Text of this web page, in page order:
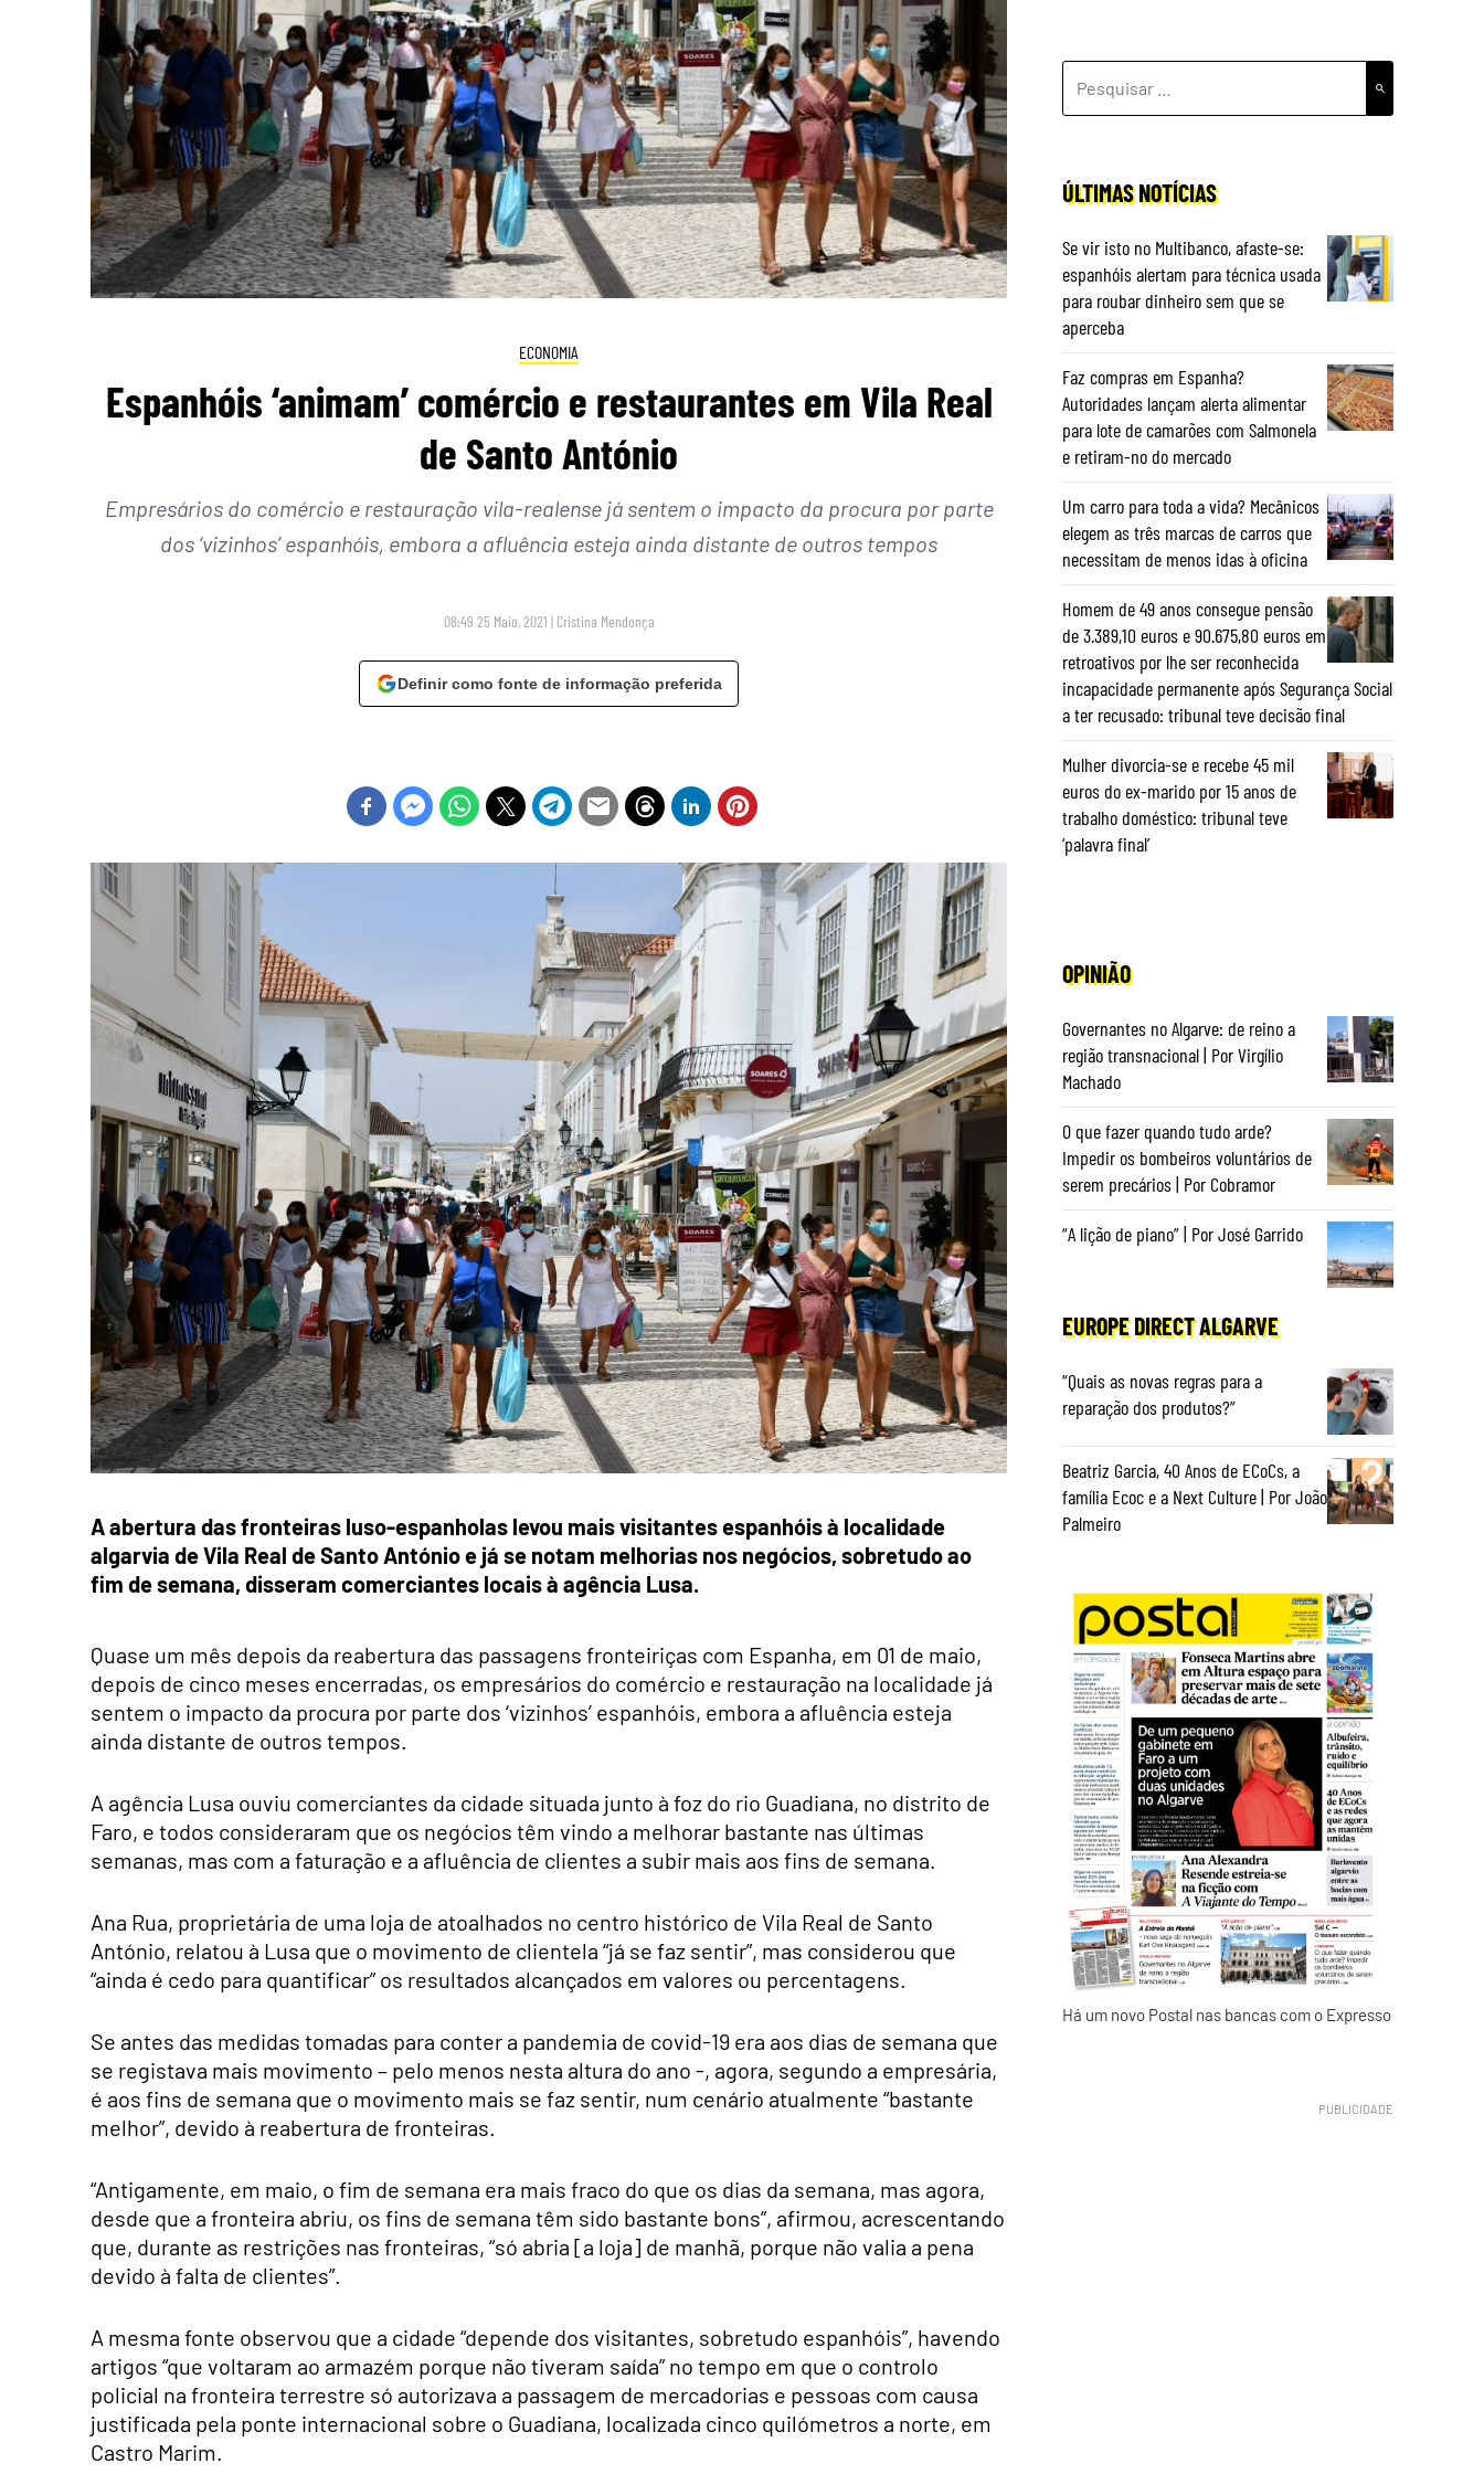
ECONOMIA
Espanhóis ‘animam’ comércio e restaurantes em Vila Real
de Santo António
Empresários do comércio e restauração vila-realense já sentem o impacto da procura por parte
dos ‘vizinhos’ espanhóis, embora a afluência esteja ainda distante de outros tempos
08:49 25 Maio, 2021 | Cristina Mendonça
Definir como fonte de informação preferida
A abertura das fronteiras luso-espanholas levou mais visitantes espanhóis à localidade
algarvia de Vila Real de Santo António e já se notam melhorias nos negócios, sobretudo ao
fim de semana, disseram comerciantes locais à agência Lusa.
Quase um mês depois da reabertura das passagens fronteiriças com Espanha, em 01 de maio,
depois de cinco meses encerradas, os empresários do comércio e restauração na localidade já
sentem o impacto da procura por parte dos ‘vizinhos’ espanhóis, embora a afluência esteja
ainda distante de outros tempos.
A agência Lusa ouviu comerciantes da cidade situada junto à foz do rio Guadiana, no distrito de
Faro, e todos consideraram que os negócios têm vindo a melhorar bastante nas últimas
semanas, mas com a faturação e a afluência de clientes a subir mais aos fins de semana.
Ana Rua, proprietária de uma loja de atoalhados no centro histórico de Vila Real de Santo
António, relatou à Lusa que o movimento de clientela “já se faz sentir”, mas considerou que
“ainda é cedo para quantificar” os resultados alcançados em valores ou percentagens.
Se antes das medidas tomadas para conter a pandemia de covid-19 era aos dias de semana que
se registava mais movimento – pelo menos nesta altura do ano -, agora, segundo a empresária,
é aos fins de semana que o movimento mais se faz sentir, num cenário atualmente “bastante
melhor”, devido à reabertura de fronteiras.
“Antigamente, em maio, o fim de semana era mais fraco do que os dias da semana, mas agora,
desde que a fronteira abriu, os fins de semana têm sido bastante bons”, afirmou, acrescentando
que, durante as restrições nas fronteiras, “só abria [a loja] de manhã, porque não valia a pena
devido à falta de clientes”.
A mesma fonte observou que a cidade “depende dos visitantes, sobretudo espanhóis”, havendo
artigos “que voltaram ao armazém porque não tiveram saída” no tempo em que o controlo
policial na fronteira terrestre só autorizava a passagem de mercadorias e pessoas com causa
justificada pela ponte internacional sobre o Guadiana, localizada cinco quilómetros a norte, em
Castro Marim.
POR:
ÚLTIMAS NOTÍCIAS
Se vir isto no Multibanco, afaste-se:
espanhóis alertam para técnica usada
para roubar dinheiro sem que se
aperceba
Faz compras em Espanha?
Autoridades lançam alerta alimentar
para lote de camarões com Salmonela
e retiram-no do mercado
Um carro para toda a vida? Mecânicos
elegem as três marcas de carros que
necessitam de menos idas à oficina
Homem de 49 anos consegue pensão
de 3.389,10 euros e 90.675,80 euros em
retroativos por lhe ser reconhecida
incapacidade permanente após Segurança Social
a ter recusado: tribunal teve decisão final
Mulher divorcia-se e recebe 45 mil
euros do ex-marido por 15 anos de
trabalho doméstico: tribunal teve
‘palavra final’
OPINIÃO
Governantes no Algarve: de reino a
região transnacional | Por Virgílio
Machado
O que fazer quando tudo arde?
Impedir os bombeiros voluntários de
serem precários | Por Cobramor
“A lição de piano” | Por José Garrido
EUROPE DIRECT ALGARVE
“Quais as novas regras para a
reparação dos produtos?”
Beatriz Garcia, 40 Anos de ECoCs, a
família Ecoc e a Next Culture | Por João
Palmeiro
Há um novo Postal nas bancas com o Expresso